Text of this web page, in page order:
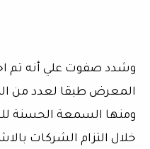
وشدد صفوت علي أنه تم
المعرض طبقا لعدد من
ومنها السمعة الحسنة
خلال التزام الشركات